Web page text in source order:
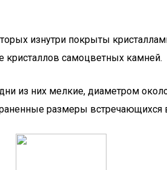
изнутри покрыты
кристаллов самоцветных камней.
из них мелкие, диаметром
размеры встречающихся